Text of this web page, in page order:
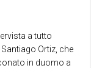
a tutto
Ortiz, che
in duomo a